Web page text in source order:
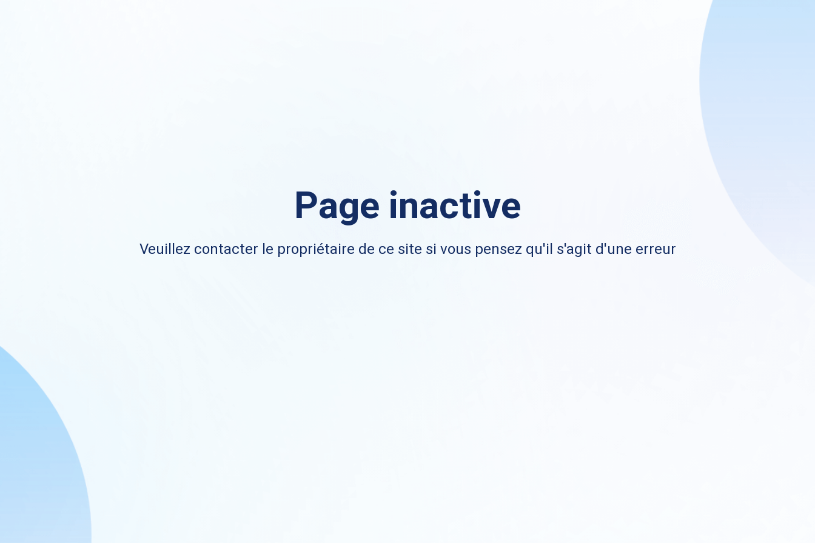
Page inactive
Veuillez contacter le propriétaire de ce site si vous pensez qu'il s'agit d'une erreur